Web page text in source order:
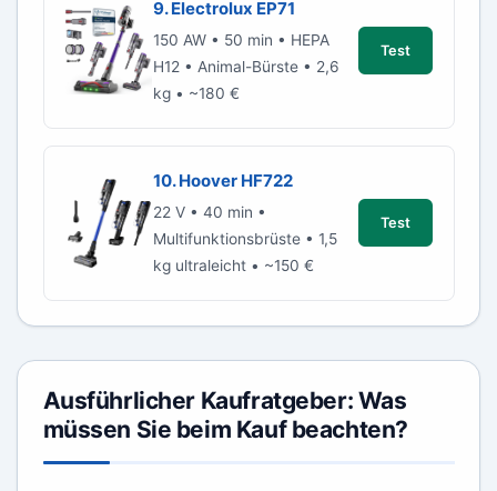
9. Electrolux EP71
150 AW • 50 min • HEPA
H12 • Animal-Bürste • 2,6
kg • ~180 €
Test
10. Hoover HF722
22 V • 40 min •
Multifunktionsbrüste • 1,5
kg ultraleicht • ~150 €
Test
Ausführlicher Kaufratgeber: Was
müssen Sie beim Kauf beachten?